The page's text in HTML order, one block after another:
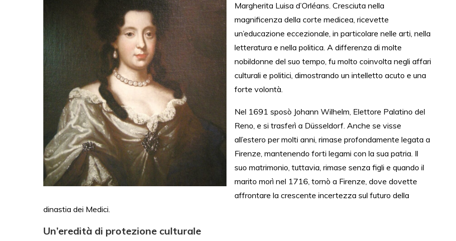
Margherita Luisa d’Orléans. Cresciuta nella
magnificenza della corte medicea, ricevette
un’educazione eccezionale, in particolare nelle arti, nella
letteratura e nella politica. A differenza di molte
nobildonne del suo tempo, fu molto coinvolta negli affari
culturali e politici, dimostrando un intelletto acuto e una
forte volontà.
Nel 1691 sposò Johann Wilhelm, Elettore Palatino del
Reno, e si trasferì a Düsseldorf. Anche se visse
all’estero per molti anni, rimase profondamente legata a
Firenze, mantenendo forti legami con la sua patria. Il
suo matrimonio, tuttavia, rimase senza figli e quando il
marito morì nel 1716, tornò a Firenze, dove dovette
affrontare la crescente incertezza sul futuro della
dinastia dei Medici.
Un’eredità di protezione culturale